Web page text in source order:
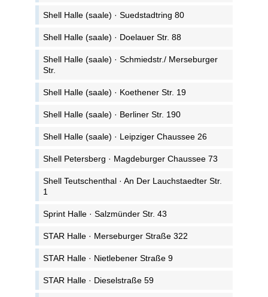
Shell Halle (saale) · Suedstadtring 80
Shell Halle (saale) · Doelauer Str. 88
Shell Halle (saale) · Schmiedstr./ Merseburger
Str.
Shell Halle (saale) · Koethener Str. 19
Shell Halle (saale) · Berliner Str. 190
Shell Halle (saale) · Leipziger Chaussee 26
Shell Petersberg · Magdeburger Chaussee 73
Shell Teutschenthal · An Der Lauchstaedter Str.
1
Sprint Halle · Salzmünder Str. 43
STAR Halle · Merseburger Straße 322
STAR Halle · Nietlebener Straße 9
STAR Halle · Dieselstraße 59